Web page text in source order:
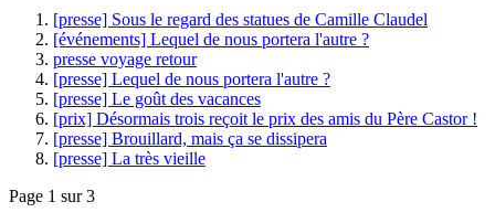
[presse] Sous le regard des statues de Camille Claudel
[événements] Lequel de nous portera l'autre ?
presse voyage retour
[presse] Lequel de nous portera l'autre ?
[presse] Le goût des vacances
[prix] Désormais trois reçoit le prix des amis du Père Castor !
[presse] Brouillard, mais ça se dissipera
[presse] La très vieille
Page 1 sur 3